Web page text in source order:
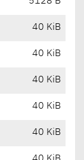
40 KiB
40 KiB
40 KiB
40 KiB
40 KiB